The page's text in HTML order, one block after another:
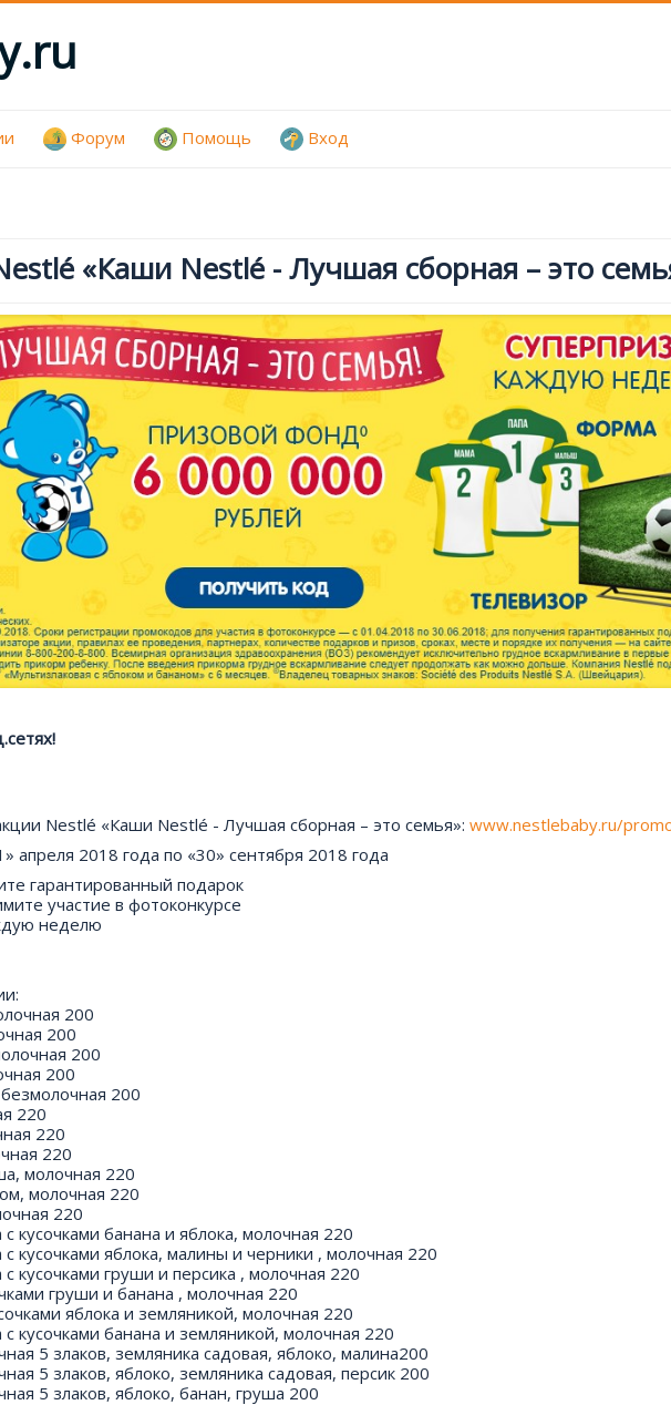
Форум Помощь Вход
«Каши Nestlé - Лучшая сборная – это
Nestlé «Каши Nestlé - Лучшая сборная – это семья»: www.nestlebaby.ru/
апреля 2018 года по «30» сентября 2018 года
гарантированный подарок
участие в фотоконкурсе
неделю
200
200
200
200
200
220
220
220
молочная 220
молочная 220
220
кусочками банана и яблока, молочная 220
кусочками яблока, малины и черники , молочная 220
кусочками груши и персика , молочная 220
груши и банана , молочная 220
яблока и земляникой, молочная 220
кусочками банана и земляникой, молочная 220
5 злаков, земляника садовая, яблоко, малина200
5 злаков, яблоко, земляника садовая, персик 200
5 злаков, яблоко, банан, груша 200